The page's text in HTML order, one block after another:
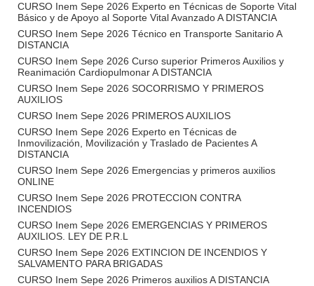
CURSO Inem Sepe 2026 Experto en Técnicas de Soporte Vital
Básico y de Apoyo al Soporte Vital Avanzado A DISTANCIA
CURSO Inem Sepe 2026 Técnico en Transporte Sanitario A
DISTANCIA
CURSO Inem Sepe 2026 Curso superior Primeros Auxilios y
Reanimación Cardiopulmonar A DISTANCIA
CURSO Inem Sepe 2026 SOCORRISMO Y PRIMEROS
AUXILIOS
CURSO Inem Sepe 2026 PRIMEROS AUXILIOS
CURSO Inem Sepe 2026 Experto en Técnicas de
Inmovilización, Movilización y Traslado de Pacientes A
DISTANCIA
CURSO Inem Sepe 2026 Emergencias y primeros auxilios
ONLINE
CURSO Inem Sepe 2026 PROTECCION CONTRA
INCENDIOS
CURSO Inem Sepe 2026 EMERGENCIAS Y PRIMEROS
AUXILIOS. LEY DE P.R.L
CURSO Inem Sepe 2026 EXTINCION DE INCENDIOS Y
SALVAMENTO PARA BRIGADAS
CURSO Inem Sepe 2026 Primeros auxilios A DISTANCIA